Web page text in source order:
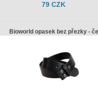
79 CZK
Bioworld opasek bez přezky -